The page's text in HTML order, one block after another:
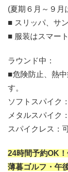
(夏期６月～９月
■ スリッパ、サ
■ 服装はスマー
ラウンド中：
■危険防止、熱
す。
ソフトスパイク
メタルスパイク
スパイクレス：
24時間予約OK
薄暮ゴルフ・午